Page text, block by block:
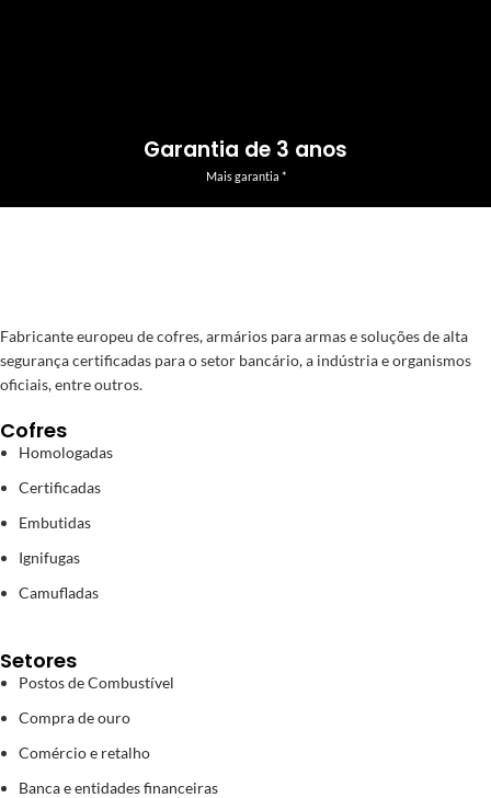
Garantia de 3 anos
Mais garantia *
Fabricante europeu de cofres, armários para armas e soluções de alta
segurança certificadas para o setor bancário, a indústria e organismos
oficiais, entre outros.
Cofres
Homologadas
Certificadas
Embutidas
Ignifugas
Camufladas
Setores
Postos de Combustível
Compra de ouro
Comércio e retalho
Banca e entidades financeiras